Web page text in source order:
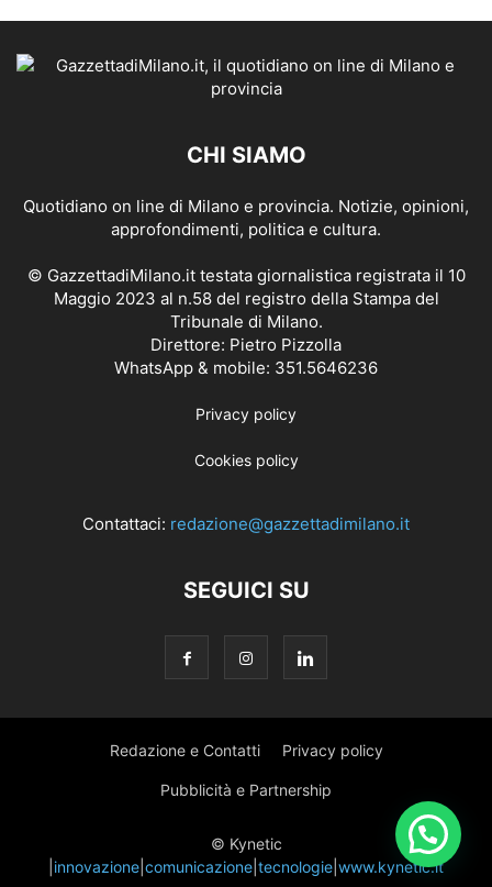
CHI SIAMO
Quotidiano on line di Milano e provincia. Notizie, opinioni,
approfondimenti, politica e cultura.
© GazzettadiMilano.it testata giornalistica registrata il 10
Maggio 2023 al n.58 del registro della Stampa del
Tribunale di Milano.
Direttore: Pietro Pizzolla
WhatsApp & mobile: 351.5646236
Privacy policy
Cookies policy
Contattaci: redazione@gazzettadimilano.it
SEGUICI SU
Redazione e Contatti Privacy policy
Pubblicità e Partnership
© Kynetic
innovazione comunicazione tecnologie www.kynetic.it